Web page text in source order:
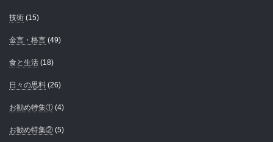
技術 (15)
金言・格言 (49)
食と生活 (18)
日々の思料 (26)
お勧め特集① (4)
お勧め特集② (5)